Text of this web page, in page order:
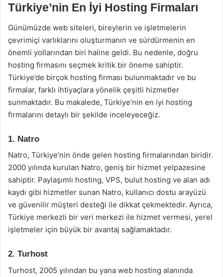
Türkiye’nin En İyi Hosting Firmaları
Günümüzde web siteleri, bireylerin ve işletmelerin
çevrimiçi varlıklarını oluşturmanın ve sürdürmenin en
önemli yollarından biri haline geldi. Bu nedenle, doğru
hosting firmasını seçmek kritik bir öneme sahiptir.
Türkiye’de birçok hosting firması bulunmaktadır ve bu
firmalar, farklı ihtiyaçlara yönelik çeşitli hizmetler
sunmaktadır. Bu makalede, Türkiye’nin en iyi hosting
firmalarını detaylı bir şekilde inceleyeceğiz.
1. Natro
Natro, Türkiye’nin önde gelen hosting firmalarından biridir.
2000 yılında kurulan Natro, geniş bir hizmet yelpazesine
sahiptir. Paylaşımlı hosting, VPS, bulut hosting ve alan adı
kaydı gibi hizmetler sunan Natro, kullanıcı dostu arayüzü
ve güvenilir müşteri desteği ile dikkat çekmektedir. Ayrıca,
Türkiye merkezli bir veri merkezi ile hizmet vermesi, yerel
işletmeler için büyük bir avantaj sağlamaktadır.
2. Turhost
Turhost, 2005 yılından bu yana web hosting alanında